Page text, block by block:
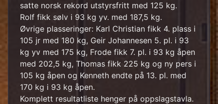
satte norsk rekord utstyrsfritt med 125 kg.
Rolf fikk sølv i 93 kg yv. med 187,5 kg.
Øvrige plasseringer: Karl Christian fikk 4. plass i
105 jr med 180 kg, Geir Johannesen 5. pl. i 93
kg yv med 175 kg, Frode fikk 7. pl. i 93 kg åpen
med 202,5 kg, Thomas fikk 225 kg og ny pers i
105 kg åpen og Kenneth endte på 13. pl. med
170 kg i 93 kg åpen.
Komplett resultatliste henger på oppslagstavla.